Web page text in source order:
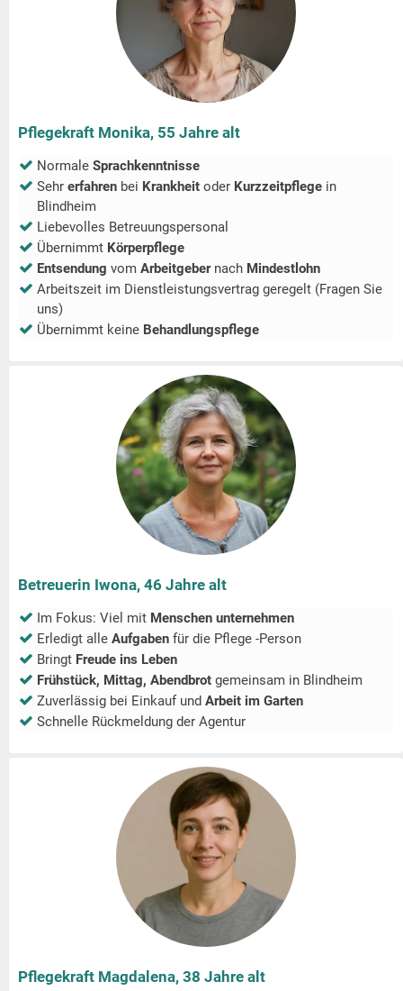
Pflegekraft Monika, 55 Jahre alt
Normale Sprachkenntnisse
Sehr erfahren bei Krankheit oder Kurzzeitpflege in
Blindheim
Liebevolles Betreuungspersonal
Übernimmt Körperpflege
Entsendung vom Arbeitgeber nach Mindestlohn
Arbeitszeit im Dienstleistungsvertrag geregelt (Fragen Sie
uns)
Übernimmt keine Behandlungspflege
Betreuerin Iwona, 46 Jahre alt
Im Fokus: Viel mit Menschen unternehmen
Erledigt alle Aufgaben für die Pflege -Person
Bringt Freude ins Leben
Frühstück, Mittag, Abendbrot gemeinsam in Blindheim
Zuverlässig bei Einkauf und Arbeit im Garten
Schnelle Rückmeldung der Agentur
Pflegekraft Magdalena, 38 Jahre alt